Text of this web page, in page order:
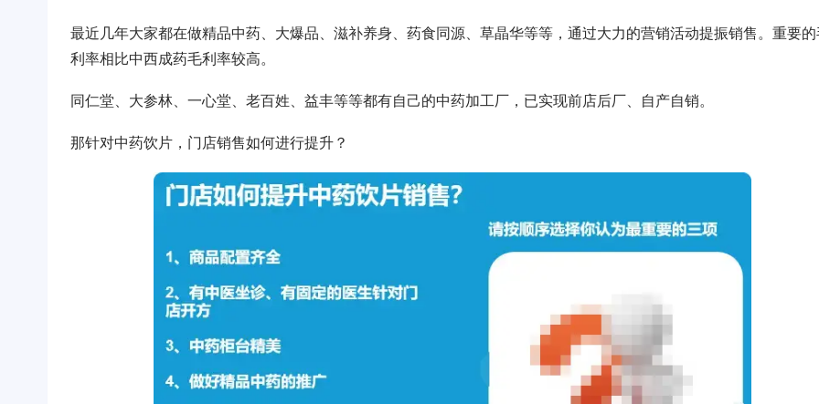
最近几年大家都在做精品中药、大爆品、滋补养身、药食同源、草晶华等等，通过大力的营销活动提振销售。重要的
利率相比中西成药毛利率较高。
同仁堂、大参林、一心堂、老百姓、益丰等等都有自己的中药加工厂，已实现前店后厂、自产自销。
那针对中药饮片，门店销售如何进行提升？